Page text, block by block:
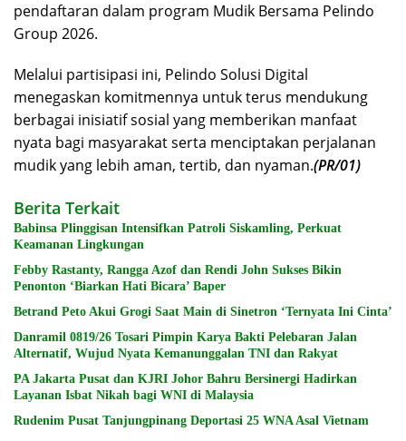
pendaftaran dalam program Mudik Bersama Pelindo
Group 2026.
Melalui partisipasi ini, Pelindo Solusi Digital
menegaskan komitmennya untuk terus mendukung
berbagai inisiatif sosial yang memberikan manfaat
nyata bagi masyarakat serta menciptakan perjalanan
mudik yang lebih aman, tertib, dan nyaman.(PR/01)
Berita Terkait
Babinsa Plinggisan Intensifkan Patroli Siskamling, Perkuat
Keamanan Lingkungan
Febby Rastanty, Rangga Azof dan Rendi John Sukses Bikin
Penonton ‘Biarkan Hati Bicara’ Baper
Betrand Peto Akui Grogi Saat Main di Sinetron ‘Ternyata Ini Cinta’
Danramil 0819/26 Tosari Pimpin Karya Bakti Pelebaran Jalan
Alternatif, Wujud Nyata Kemanunggalan TNI dan Rakyat
PA Jakarta Pusat dan KJRI Johor Bahru Bersinergi Hadirkan
Layanan Isbat Nikah bagi WNI di Malaysia
Rudenim Pusat Tanjungpinang Deportasi 25 WNA Asal Vietnam